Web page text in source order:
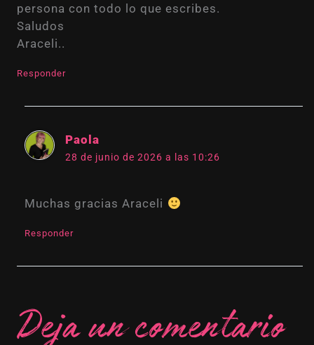
persona con todo lo que escribes.
Saludos
Araceli..
Responder
Paola
28 de junio de 2026 a las 10:26
Muchas gracias Araceli
Responder
Deja un comentario